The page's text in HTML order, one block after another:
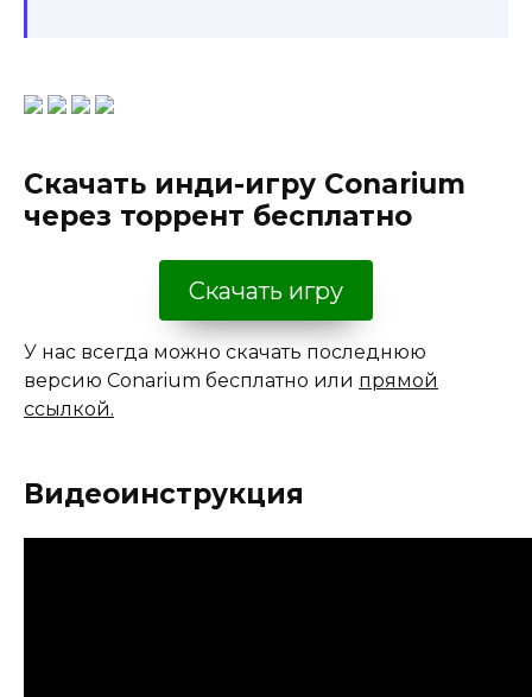
Скачать инди-игру Conarium
через торрент бесплатно
Скачать игру
У нас всегда можно скачать последнюю
версию Conarium бесплатно или прямой
ссылкой.
Видеоинструкция